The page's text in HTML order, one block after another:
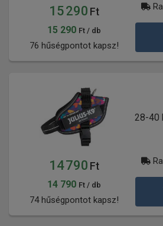
15 290 Ft
15 290 Ft / db
76 hűségpontot kapsz!
28-40
14 790 Ft
14 790 Ft / db
74 hűségpontot kapsz!